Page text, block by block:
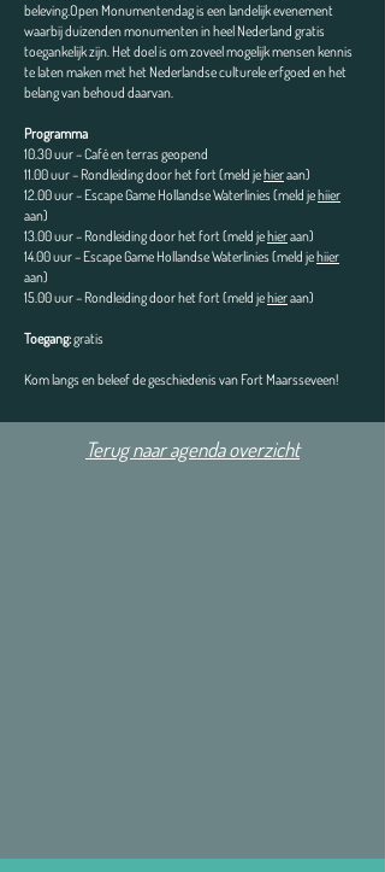
beleving.Open Monumentendag is een landelijk evenement
waarbij duizenden monumenten in heel Nederland gratis
toegankelijk zijn. Het doel is om zoveel mogelijk mensen kennis
te laten maken met het Nederlandse culturele erfgoed en het
belang van behoud daarvan.
Programma
10.30 uur – Café en terras geopend
11.00 uur – Rondleiding door het fort (meld jehieraan)
12.00 uur – Escape Game Hollandse Waterlinies (meld jehiier
aan)
13.00 uur – Rondleiding door het fort (meld jehieraan)
14.00 uur – Escape Game Hollandse Waterlinies (meld jehiier
aan)
15.00 uur – Rondleiding door het fort (meld jehieraan)
Toegang:gratis
Kom langs en beleef de geschiedenis van Fort Maarsseveen!
Terug naar agenda overzicht